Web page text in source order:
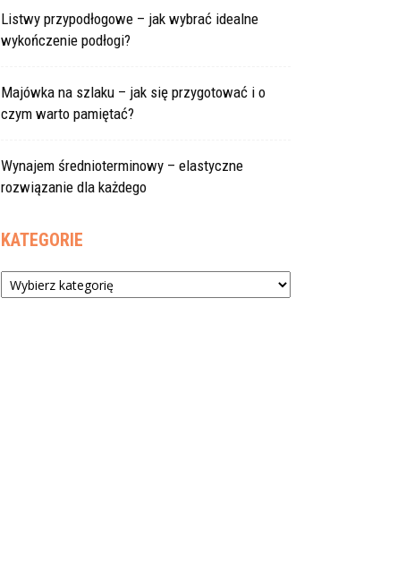
Listwy przypodłogowe – jak wybrać idealne
wykończenie podłogi?
Majówka na szlaku – jak się przygotować i o
czym warto pamiętać?
Wynajem średnioterminowy – elastyczne
rozwiązanie dla każdego
KATEGORIE
Kategorie